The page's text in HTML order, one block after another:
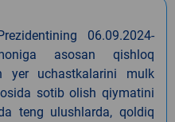
06.09.2024-
asosan qishloq
yer uchastkalarini mulk
sotib olish qiymatini
teng ulushlarda, qoldiq